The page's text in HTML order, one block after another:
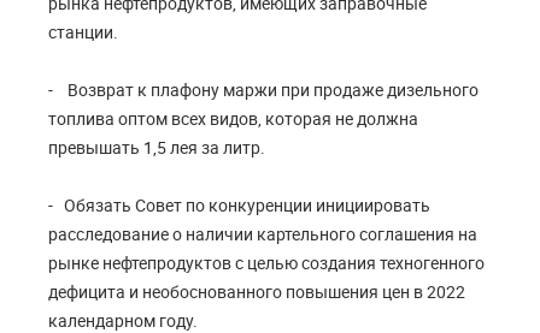
станции.
- Возврат к плафону маржи при продаже дизельного
топлива оптом всех видов, которая не должна
превышать 1,5 лея за литр.
- Обязать Совет по конкуренции инициировать
расследование о наличии картельного соглашения на
рынке нефтепродуктов с целью создания техногенного
дефицита и необоснованного повышения цен в 2022
календарном году.